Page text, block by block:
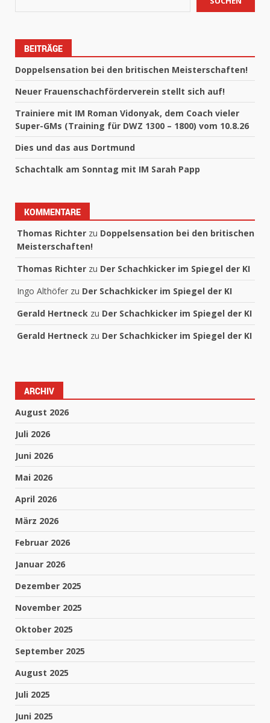
BEITRÄGE
Doppelsensation bei den britischen Meisterschaften!
Neuer Frauenschachförderverein stellt sich auf!
Trainiere mit IM Roman Vidonyak, dem Coach vieler
Super-GMs (Training für DWZ 1300 – 1800) vom 10.8.26
Dies und das aus Dortmund
Schachtalk am Sonntag mit IM Sarah Papp
KOMMENTARE
Thomas Richter zu Doppelsensation bei den britischen
Meisterschaften!
Thomas Richter zu Der Schachkicker im Spiegel der KI
Ingo Althöfer zu Der Schachkicker im Spiegel der KI
Gerald Hertneck zu Der Schachkicker im Spiegel der KI
Gerald Hertneck zu Der Schachkicker im Spiegel der KI
ARCHIV
August 2026
Juli 2026
Juni 2026
Mai 2026
April 2026
März 2026
Februar 2026
Januar 2026
Dezember 2025
November 2025
Oktober 2025
September 2025
August 2025
Juli 2025
Juni 2025